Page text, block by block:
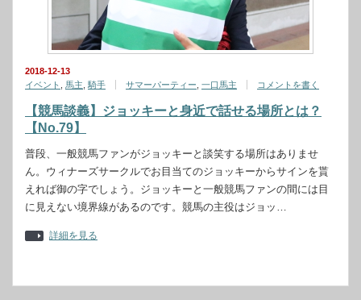
2018-12-13
イベント
馬主 騎手 サマーパーティー 一口馬主 コメントを書く
【競馬談義】ジョッキーと身近で話せる場所とは？
【No.79】
普段、一般競馬ファンがジョッキーと談笑する場所はありませ
ん。ウィナーズサークルでお目当てのジョッキーからサインを貰
えれば御の字でしょう。ジョッキーと一般競馬ファンの間には目
に見えない境界線があるのです。競馬の主役はジョッ…
詳細を見る